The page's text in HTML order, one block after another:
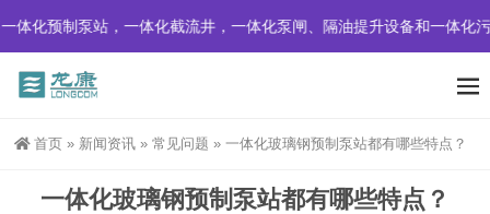
化预制泵站，一体化截流井，一体化泵闸、隔油提升设备和一体化污
首页 » 新闻资讯 » 常见问题 » 一体化玻璃钢预制泵站都有哪些特点？
一体化玻璃钢预制泵站都有哪些特点？